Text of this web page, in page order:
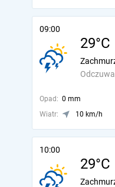
09:00
29°C
Opad: 0 mm
Wiatr:
10 km/h
10:00
29°C